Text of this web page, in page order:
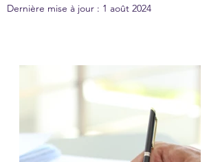
Dernière mise à jour : 1 août 2024